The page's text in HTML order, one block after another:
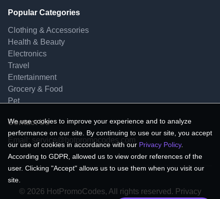
Popular Categories
Clothing & Accessories
Health & Beauty
Electronics
Travel
Entertainment
Grocery & Food
Pet
Contact Us
Email: service@hotpromocodes.com
© 2026 HotPromoCodes, All rights reserved. Privacy
We use cookies to improve your experience and to analyze
performance on our site. By continuing to use our site, you accept
our use of cookies in accordance with our Privacy Policy.
According to GDPR, allowed us to view order references of the
user. Clicking "Accept" allows us to use them when you visit our
site.